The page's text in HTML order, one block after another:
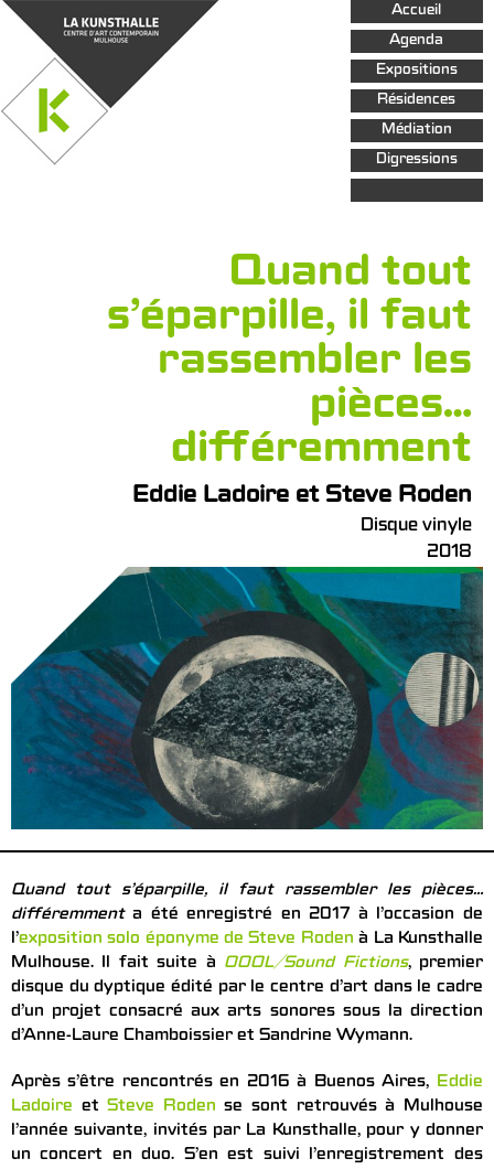
Aller au
contenu
principal
Accueil
Agenda
Expositions
Résidences
Médiation
Digressions
Quand tout
s’éparpille, il faut
rassembler les
pièces…
différemment
Eddie Ladoire et Steve Roden
Disque vinyle
2018
Quand tout s’éparpille, il faut rassembler les pièces…
différemmenta été enregistré en 2017 à l’occasion de
l’exposition solo éponyme de Steve Roden à La Kunsthalle
Mulhouse. Il fait suite à OOOL/Sound Fictions, premier
disque du dyptique édité par le centre d’art dans le cadre
d’un projet consacré aux arts sonores sous la direction
d’Anne-Laure Chamboissier et Sandrine Wymann.
Après s’être rencontrés en 2016 à Buenos Aires, Eddie
Ladoire etSteve Roden se sont retrouvés à Mulhouse
l’année suivante, invités par La Kunsthalle, pour y donner
un concert en duo. S’en est suivi l’enregistrement des